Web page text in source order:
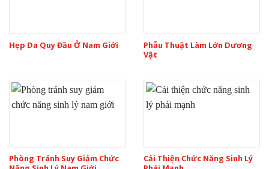
Hẹp Da Quy Đầu Ở Nam Giới
Phẫu Thuật Làm Lớn Dương
Vật
Phòng Tránh Suy Giảm Chức
Cải Thiện Chức Năng Sinh Lý